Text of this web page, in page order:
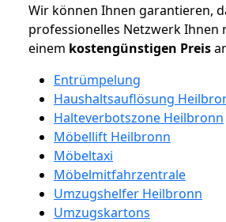
Wir können Ihnen garantieren,
professionelles Netzwerk Ihnen
einem kostengünstigen Preis
Entrümpelung
Haushaltsauflösung
Halteverbotszone Heilbronn
Möbellift Heilbronn
Möbeltaxi
Möbelmitfahrzentrale
Umzugshelfer Heilbronn
Umzugskartons